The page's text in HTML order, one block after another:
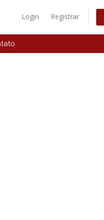
Login Registrar